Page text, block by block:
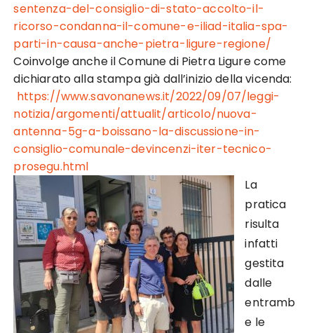
sentenza-del-consiglio-di-stato-accolto-il-
ricorso-condanna-il-comune-e-iliad-italia-spa-
parti-in-causa-anche-pietra-ligure-regione/
Coinvolge anche il Comune di Pietra Ligure come
dichiarato alla stampa già dall’inizio della vicenda:
https://www.savonanews.it/2022/09/07/leggi-
notizia/argomenti/attualit/articolo/nuova-
antenna-5g-a-boissano-la-discussione-in-
consiglio-comunale-devincenzi-iter-tecnico-
prosegu.html
La
pratica
risulta
infatti
gestita
dalle
entramb
e le